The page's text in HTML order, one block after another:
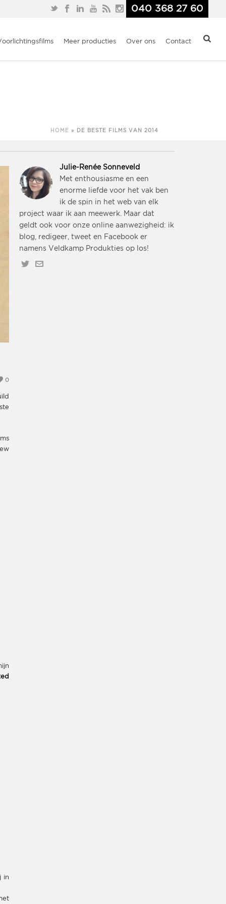
040 368 27 60
Meer producties Over ons Contact
HOME » DE BESTE FILMS VAN 2014
0
in
Julie-Renée Sonneveld
Met enthousiasme en een
enorme liefde voor het vak ben
ik de spin in het web van elk
project waar ik aan meewerk. Maar dat
geldt ook voor onze online aanwezigheid: ik
blog, redigeer, tweet en Facebook er
namens Veldkamp Produkties op los!